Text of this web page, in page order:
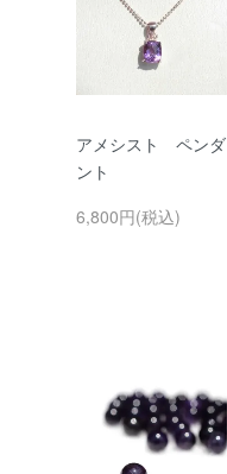
アメシスト ペンダ
ント
6,800円(税込)